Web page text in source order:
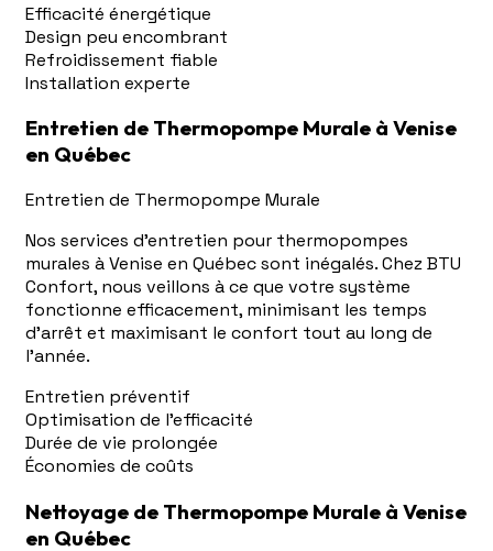
Efficacité énergétique
Design peu encombrant
Refroidissement fiable
Installation experte
Entretien de Thermopompe Murale à Venise
en Québec
Entretien de Thermopompe Murale
Nos services d'entretien pour thermopompes
murales à Venise en Québec sont inégalés. Chez BTU
Confort, nous veillons à ce que votre système
fonctionne efficacement, minimisant les temps
d'arrêt et maximisant le confort tout au long de
l'année.
Entretien préventif
Optimisation de l'efficacité
Durée de vie prolongée
Économies de coûts
Nettoyage de Thermopompe Murale à Venise
en Québec